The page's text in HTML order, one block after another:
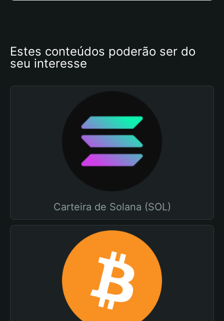
Estes conteúdos poderão ser do
seu interesse
Carteira de Solana (SOL)